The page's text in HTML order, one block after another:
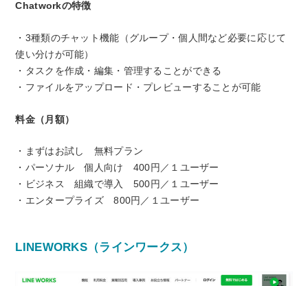
Chatworkの特徴
・3種類のチャット機能（グループ・個人間など必要に応じて
使い分けが可能）
・タスクを作成・編集・管理することができる
・ファイルをアップロード・プレビューすることが可能
料金（月額）
・まずはお試し 無料プラン
・パーソナル 個人向け 400円／１ユーザー
・ビジネス 組織で導入 500円／１ユーザー
・エンタープライズ 800円／１ユーザー
LINEWORKS（ラインワークス）